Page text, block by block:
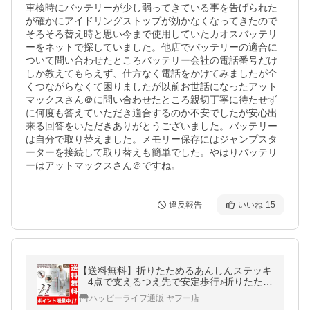
車検時にバッテリーが少し弱ってきている事を告げられた
が確かにアイドリングストップが効かなくなってきたので
そろそろ替え時と思い今まで使用していたカオスバッテリ
ーをネットで探していました。他店でバッテリーの適合に
ついて問い合わせたところバッテリー会社の電話番号だけ
しか教えてもらえず、仕方なく電話をかけてみましたが全
くつながらなくて困りましたが以前お世話になったアット
マックスさん＠に問い合わせたところ親切丁寧に待たせず
に何度も答えていただき適合するのか不安でしたが安心出
来る回答をいただきありがとうございました。バッテリー
は自分で取り替えました。メモリー保存にはジャンプスタ
ーターを接続して取り替えも簡単でした。やはりバッテリ
ーはアットマックスさん＠ですね。
違反報告 いいね 15
【送料無料】折りたためるあんしんステッキ
4点で支えるつえ先で安定歩行♪折りたため
るので持ち運びも簡単♪ステッキ 杖 おしゃれ
男性 女性 折りたたみ式
ハッピーライフ通販 ヤフー店